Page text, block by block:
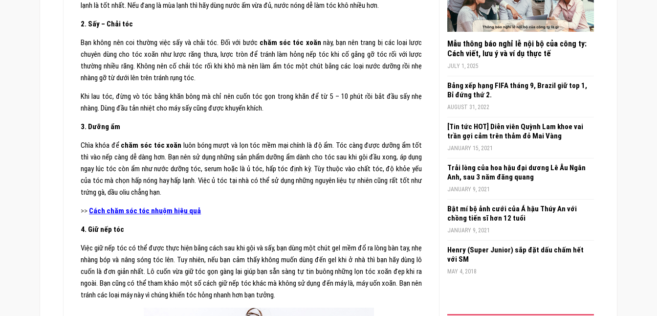
lạnh là tốt nhất. Nếu đang là mùa lạnh thì hãy dùng nước ấm vừa đủ, nước nóng dễ làm tóc khô nhiều hơn.
2. Sấy – Chải tóc
Bạn không nên coi thường việc sấy và chải tóc. Đối với bước chăm sóc tóc xoăn này, bạn nên trang bị các loại lược
chuyên dùng cho tóc xoăn như lược răng thưa, lược tròn để tránh làm hỏng nếp tóc khi cố gắng gỡ tóc rối với lược
thường nhiều răng. Không nên cố chải tóc rối khi khô mà nên làm ẩm tóc một chút bằng các loại nước dưỡng rồi nhẹ
nhàng gỡ từ dưới lên trên tránh rụng tóc.
Khi lau tóc, đừng vò tóc bằng khăn bông mà chỉ nên cuốn tóc gọn trong khăn để từ 5 – 10 phút rồi bắt đầu sấy nhẹ
nhàng. Dùng đầu tản nhiệt cho máy sấy cũng được khuyến khích.
3. Dưỡng ẩm
Chìa khóa để chăm sóc tóc xoăn luôn bóng mượt và lọn tóc mềm mại chính là độ ẩm. Tóc càng được dưỡng ẩm tốt
thì vào nếp càng dễ dàng hơn. Bạn nên sử dụng những sản phẩm dưỡng ẩm dành cho tóc sau khi gội đầu xong, áp dụng
ngay lúc tóc còn ẩm như nước dưỡng tóc, serum hoặc là ủ tóc, hấp tóc định kỳ. Tùy thuộc vào chất tóc, độ khỏe yếu
của tóc mà chọn hấp nóng hay hấp lạnh. Việc ủ tóc tại nhà có thể sử dụng những nguyên liệu tự nhiên cũng rất tốt như
trứng gà, dầu oliu chẳng hạn.
>> Cách chăm sóc tóc nhuộm hiệu quả
4. Giữ nếp tóc
Việc giữ nếp tóc có thể được thực hiện bằng cách sau khi gội và sấy, bạn dùng một chút gel mềm đổ ra lòng bàn tay, nhẹ
nhàng bóp và nâng sóng tóc lên. Tuy nhiên, nếu bạn cảm thấy không muốn dùng đến gel khi ở nhà thì bạn hãy dùng lô
cuốn là đơn giản nhất. Lô cuốn vừa giữ tóc gọn gàng lại giúp bạn sẵn sàng tự tin buông những lọn tóc xoăn đẹp khi ra
ngoài. Bạn cũng có thể tham khảo một số cách giữ nếp tóc khác mà không sử dụng đến máy là, máy uốn xoăn. Bạn nên
tránh các loại máy này vì chúng khiến tóc hỏng nhanh hơn bạn tưởng.
Mẫu thông báo nghỉ lễ nội bộ của công ty:
Cách viết, lưu ý và ví dụ thực tế
JULY 1, 2025
Bảng xếp hạng FIFA tháng 9, Brazil giữ top 1,
Bỉ đứng thứ 2.
AUGUST 31, 2022
[Tin tức HOT] Diễn viên Quỳnh Lam khoe vai
trần gợi cảm trên thảm đỏ Mai Vàng
JANUARY 15, 2021
Trải lòng của hoa hậu đại dương Lê Âu Ngân
Anh, sau 3 năm đăng quang
JANUARY 9, 2021
Bật mí bộ ảnh cưới của Á hậu Thúy An với
chồng tiến sĩ hơn 12 tuổi
JANUARY 9, 2021
Henry (Super Junior) sắp đặt dấu chấm hết
với SM
MAY 4, 2018